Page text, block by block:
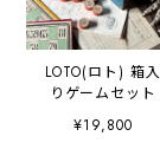
LOTO(ロト) 箱入
りゲームセット
¥19,800